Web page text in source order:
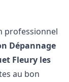
professionnel
Dépannage
Fleury les
au bon